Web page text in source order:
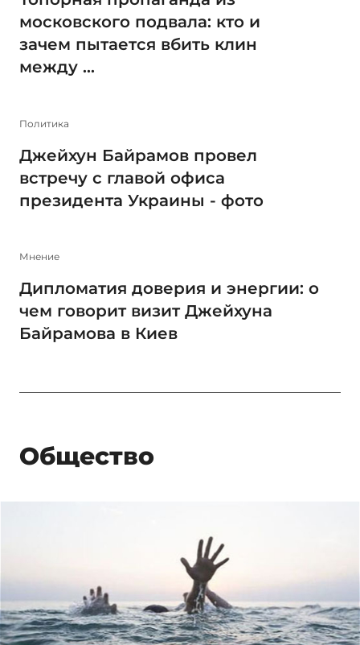
московского подвала: кто и
зачем пытается вбить клин
между ...
Политика
Джейхун Байрамов провел
встречу с главой офиса
президента Украины - фото
Мнение
Дипломатия доверия и энергии: о
чем говорит визит Джейхуна
Байрамова в Киев
Общество